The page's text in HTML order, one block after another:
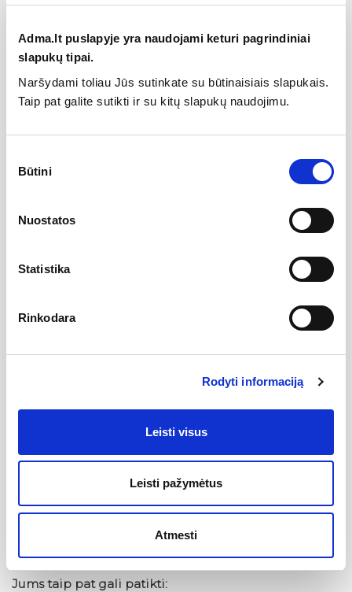
Adma.lt puslapyje yra naudojami keturi pagrindiniai
slapukų tipai.
Naršydami toliau Jūs sutinkate su būtinaisiais slapukais.
Taip pat galite sutikti ir su kitų slapukų naudojimu.
pasirinkimas
Būtini
Nuostatos
Statistika
Rinkodara
Rodyti informaciją
Leisti visus
Leisti pažymėtus
Atmesti
Persipylimas Ne
Gamintojas
8592626049614
dydis (plotis x gylis x aukštis): 60 x 46 x 3 cm
ertmė statomam vandens maišytuvui: 35 mm
priedai: praustuvo kasetė su stacionariu ištekėjimu,
spintelė po praustuvu SD Comfort 600, praustuvo vandens
Praustuvas Comfort 600 neturi perpylimo, todėl būtina
panaudoti praustuvo kasetę su stacionariu ištekėjimu RAVAK.
praustuvu SD Comfort 600.
prasme rekomenduojame praustuvą derinti su kitais RAVAK
(varžtai) ir t. t.) yra gaminio sudedamoji dalis.
Atsiliepimai
Jums taip pat gali patikti: